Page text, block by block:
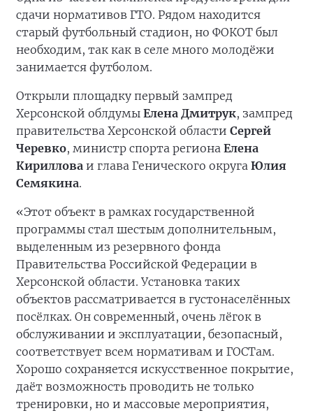
сдачи нормативов ГТО. Рядом находится
старый футбольный стадион, но ФОКОТ был
необходим, так как в селе много молодёжи
занимается футболом.
Открыли площадку первый зампред
Херсонской облдумы Елена Дмитрук, зампред
правительства Херсонской области Сергей
Черевко, министр спорта региона Елена
Кириллова и глава Генического округа Юлия
Семякина.
«Этот объект в рамках государственной
программы стал шестым дополнительным,
выделенным из резервного фонда
Правительства Российской Федерации в
Херсонской области. Установка таких
объектов рассматривается в густонаселённых
посёлках. Он современный, очень лёгок в
обслуживании и эксплуатации, безопасный,
соответствует всем нормативам и ГОСТам.
Хорошо сохраняется искусственное покрытие,
даёт возможность проводить не только
тренировки, но и массовые мероприятия,